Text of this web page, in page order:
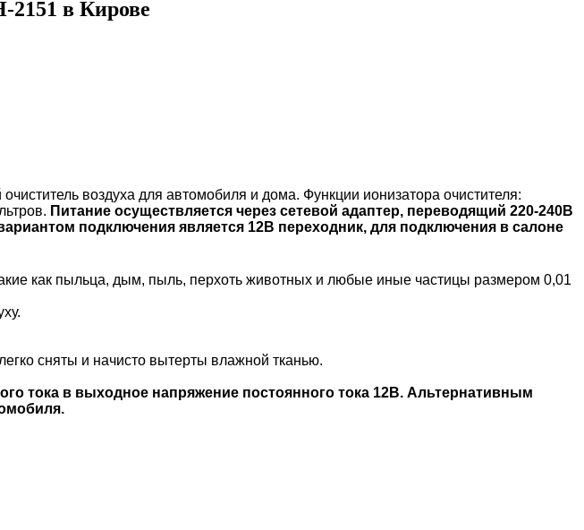
2151 в Кирове
воздуха для автомобиля и дома. Функции ионизатора очистителя:
Питание осуществляется через сетевой адаптер, переводящий 220-240В
подключения является 12В переходник, для подключения в салоне
как пыльца, дым, пыль, перхоть животных и любые иные частицы размером 0,01
сняты и начисто вытерты влажной тканью.
тока в выходное напряжение постоянного тока 12В. Альтернативным